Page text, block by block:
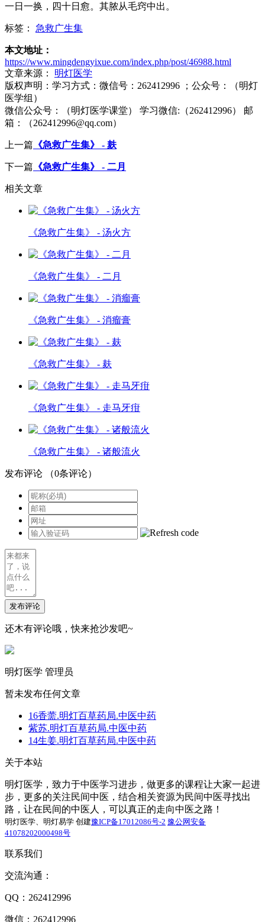
一日一换，四十日愈。其脓从毛窍中出。
标签： 急救广生集
本文地址：
https://www.mingdengyixue.com/index.php/post/46988.html
文章来源：
明灯医学
版权声明： 学习方式：微信号：262412996 ；公众号：（明灯
医学组）
微信公众号：（明灯医学课堂） 学习微信:（262412996） 邮
箱：（262412996@qq.com）
上一篇 《急救广生集》 - 麸
下一篇 《急救广生集》 - 二月
相关文章
《急救广生集》 - 汤火方
《急救广生集》 - 二月
《急救广生集》 - 消瘤膏
《急救广生集》 - 麸
《急救广生集》 - 走马牙疳
《急救广生集》 - 诸般流火
发布评论 （0条评论）
发布评论
还木有评论哦，快来抢沙发吧~
明灯医学 管理员
暂未发布任何文章
16香薷.明灯百草药局.中医中药
紫苏.明灯百草药局.中医中药
14生姜.明灯百草药局.中医中药
关于本站
明灯医学，致力于中医学习进步，做更多的课程让大家一起进
步，更多的关注民间中医，结合相关资源为民间中医寻找出
路，让在民间的中医人，可以真正的走向中医之路！
明灯医学、明灯易学 创建豫ICP备17012086号-2 豫公网安备
41078202000498号
联系我们
交流沟通：
QQ：262412996
微信：262412996